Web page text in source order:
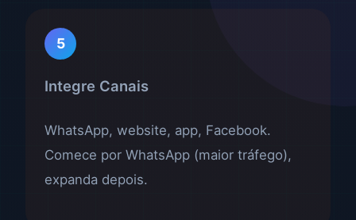
5
Integre Canais
WhatsApp, website, app, Facebook.
Comece por WhatsApp (maior tráfego),
expanda depois.